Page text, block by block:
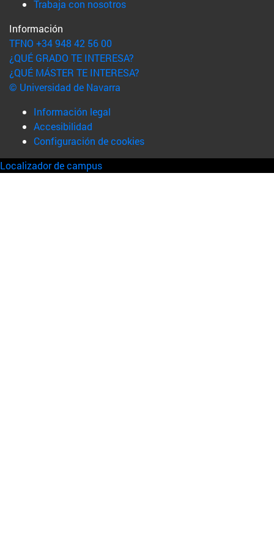
Trabaja con nosotros(abre en nueva ventana)
Información
TFNO +34 948 42 56 00
¿QUÉ GRADO TE INTERESA?
¿QUÉ MÁSTER TE INTERESA?
© Universidad de Navarra
Información legal
Accesibilidad
Configuración de cookies
Localizador de campus